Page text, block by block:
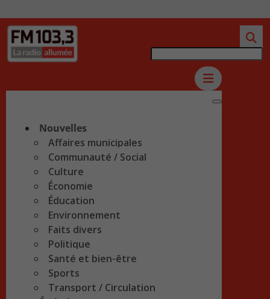
Nouvelles
Affaires municipales
Communauté / Social
Culture
Économie
Éducation
Environnement
Faits divers
Politique
Santé et bien-être
Sports
Transport / Circulation